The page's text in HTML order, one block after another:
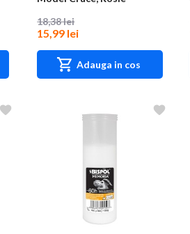
18,38 lei
15,99 lei
Adauga in cos